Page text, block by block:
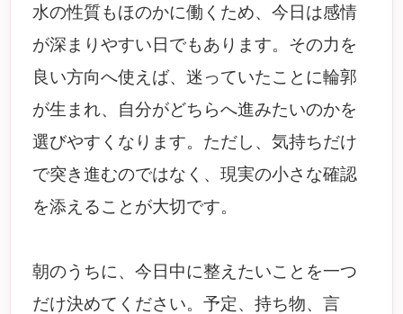
水の性質もほのかに働くため、今日は感情
が深まりやすい日でもあります。その力を
良い方向へ使えば、迷っていたことに輪郭
が生まれ、自分がどちらへ進みたいのかを
選びやすくなります。ただし、気持ちだけ
で突き進むのではなく、現実の小さな確認
を添えることが大切です。
朝のうちに、今日中に整えたいことを一つ
だけ決めてください。予定、持ち物、言